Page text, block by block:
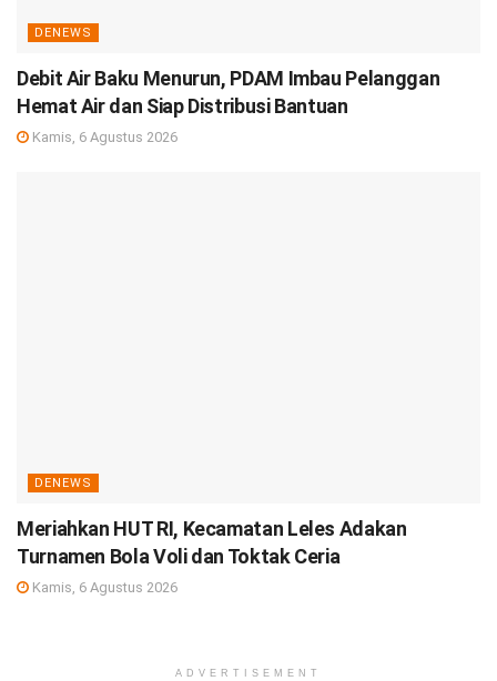
DENEWS
Debit Air Baku Menurun, PDAM Imbau Pelanggan
Hemat Air dan Siap Distribusi Bantuan
Kamis, 6 Agustus 2026
DENEWS
Meriahkan HUT RI, Kecamatan Leles Adakan
Turnamen Bola Voli dan Toktak Ceria
Kamis, 6 Agustus 2026
ADVERTISEMENT